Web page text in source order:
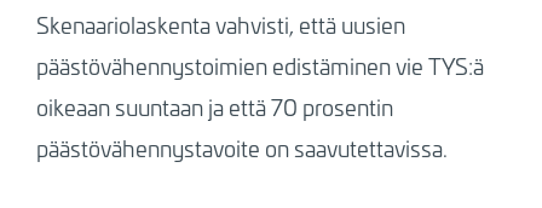
Skenaariolaskenta vahvisti, että uusien
päästövähennystoimien edistäminen vie TYS:ä
oikeaan suuntaan ja että 70 prosentin
päästövähennystavoite on saavutettavissa.